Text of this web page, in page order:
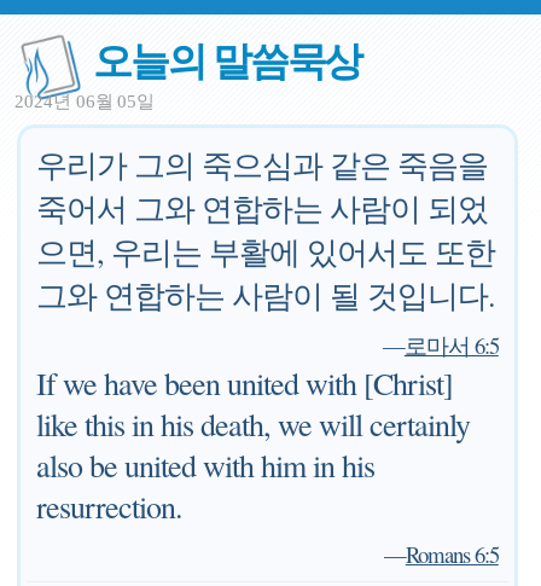
오늘의 말씀묵상
2024년 06월 05일
우리가 그의 죽으심과 같은 죽음을
죽어서 그와 연합하는 사람이 되었
으면, 우리는 부활에 있어서도 또한
그와 연합하는 사람이 될 것입니다.
—로마서 6:5
If we have been united with [Christ]
like this in his death, we will certainly
also be united with him in his
resurrection.
—Romans 6:5